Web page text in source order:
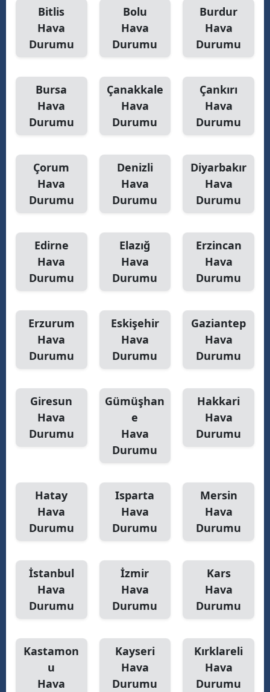
Bitlis
Hava
Durumu
Bolu
Hava
Durumu
Burdur
Hava
Durumu
Bursa
Hava
Durumu
Çanakkale
Hava
Durumu
Çankırı
Hava
Durumu
Çorum
Hava
Durumu
Denizli
Hava
Durumu
Diyarbakır
Hava
Durumu
Edirne
Hava
Durumu
Elazığ
Hava
Durumu
Erzincan
Hava
Durumu
Erzurum
Hava
Durumu
Eskişehir
Hava
Durumu
Gaziantep
Hava
Durumu
Giresun
Hava
Durumu
Gümüşhan
e
Hava
Durumu
Hakkari
Hava
Durumu
Hatay
Hava
Durumu
Isparta
Hava
Durumu
Mersin
Hava
Durumu
İstanbul
Hava
Durumu
İzmir
Hava
Durumu
Kars
Hava
Durumu
Kastamon
u
Hava
Kayseri
Hava
Durumu
Kırklareli
Hava
Durumu